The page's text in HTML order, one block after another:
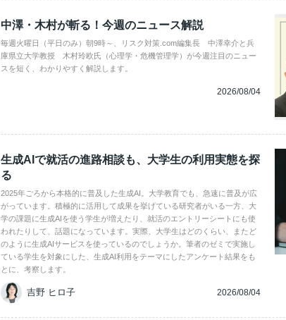
中澤・木村が斬る！今週のニュース解説
毎週火曜日（平日のみ）朝9時～、リスク対策.com編集長 中澤幸介と兵
庫県立大学教授 木村玲欧氏（心理学・危機管理学）が今週注目のニュー
スを短く、わかりやすく解説します。
2026/08/04
生成AIで就活の進路相談も、大学生の利用実態を探
る
2025年ごろから本格的に普及した生成AI。大学教育でも、急速に普及が広
がっています。積極的に活用して成果を挙げている研究者がいる一方、大
学の課題に生成AIを使う学生が増えたり、就活のエントリーシートにも使
われたりして、話題になっています。実際、大学生はどのくらい、またど
のように生成AIサービスを使っているのでしょうか。筆者のゼミで実施し
ている学生を対象にした、生成AI利用をテーマにしたアンケート結果をも
とに、考察します。
吉野 ヒロ子 2026/08/04